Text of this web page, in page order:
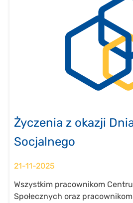
Życzenia z okazji
Socjalnego
21-11-2025
Wszystkim pracownikom
Społecznych oraz